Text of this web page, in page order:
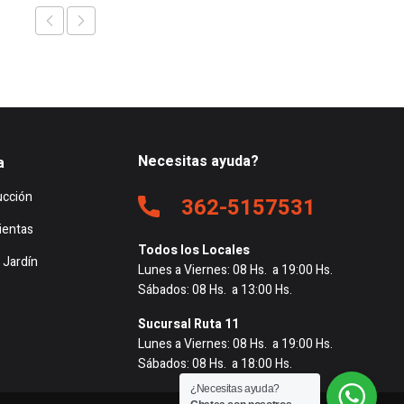
Jardín
Necesitas ayuda?
362-5157531
Todos los Locales
Lunes a Viernes: 08 Hs. a 19:00 Hs.
Sábados: 08 Hs. a 13:00 Hs.
Sucursal Ruta 11
Lunes a Viernes: 08 Hs. a 19:00 Hs.
Sábados: 08 Hs. a 18:00 Hs.
¿Necesitas ayuda?